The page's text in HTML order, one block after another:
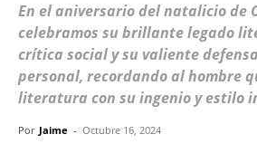
En el aniversario del natalicio de
celebramos su brillante legado
crítica social y su valiente
personal, recordando al hombre
literatura con su ingenio y estilo
Por Jaime - Octubre 16, 2024